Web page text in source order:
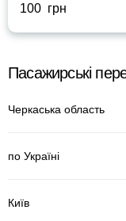
100 грн
Пасажирські
Черкаська область
по Україні
Київ